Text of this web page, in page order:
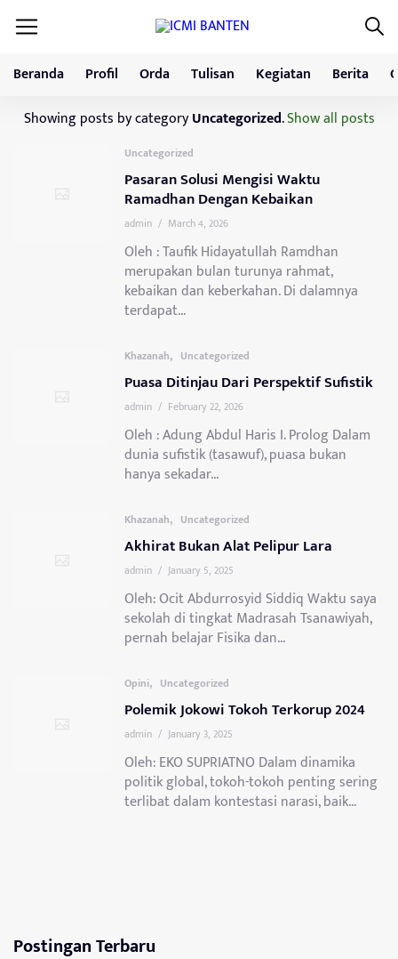
Beranda Profil Orda Tulisan Kegiatan Berita
Showing posts by categoryUncategorized.Show all posts
Uncategorized
Pasaran Solusi Mengisi Waktu
Ramadhan Dengan Kebaikan
admin / March 4, 2026
Oleh : Taufik Hidayatullah Ramdhan
merupakan bulan turunya rahmat,
kebaikan dan keberkahan. Di dalamnya
terdapat...
Khazanah, Uncategorized
Puasa Ditinjau Dari Perspektif Sufistik
admin / February 22, 2026
Oleh : Adung Abdul Haris I. Prolog Dalam
dunia sufistik (tasawuf), puasa bukan
hanya sekadar...
Khazanah, Uncategorized
Akhirat Bukan Alat Pelipur Lara
admin / January 5, 2025
Oleh: Ocit Abdurrosyid Siddiq Waktu saya
sekolah di tingkat Madrasah Tsanawiyah,
pernah belajar Fisika dan...
Opini, Uncategorized
Polemik Jokowi Tokoh Terkorup 2024
admin / January 3, 2025
Oleh: EKO SUPRIATNO Dalam dinamika
politik global, tokoh-tokoh penting sering
terlibat dalam kontestasi narasi, baik...
Postingan Terbaru